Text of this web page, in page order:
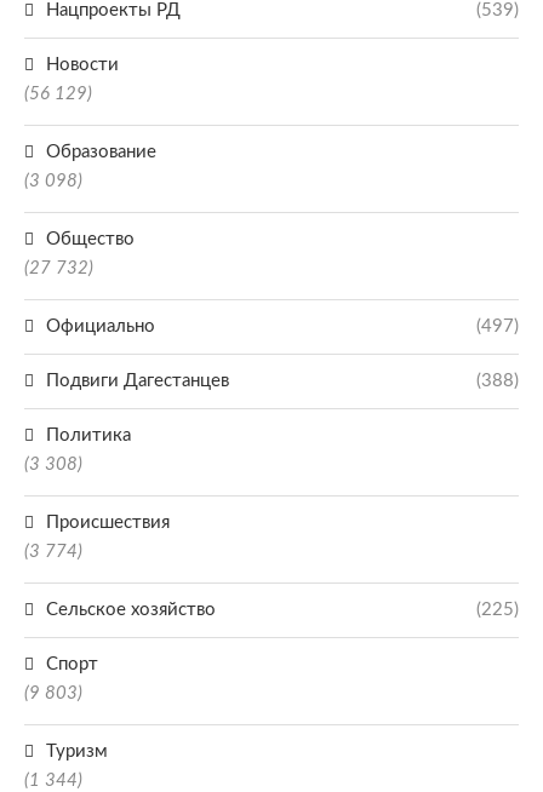
Нацпроекты РД (539)
Новости
(56 129)
Образование
(3 098)
Общество
(27 732)
Официально (497)
Подвиги Дагестанцев (388)
Политика
(3 308)
Происшествия
(3 774)
Сельское хозяйство (225)
Спорт
(9 803)
Туризм
(1 344)